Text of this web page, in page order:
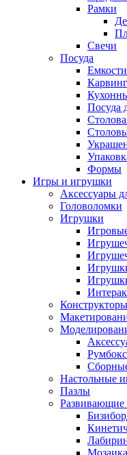
Рамки
Свечи
Посуда
Карвинг
Посуда
Формы
Игры и игрушки
Аксессуары
Головоломки
Игрушки
Конструкторы
Настольные
Пазлы
Развивающие
Мозаика